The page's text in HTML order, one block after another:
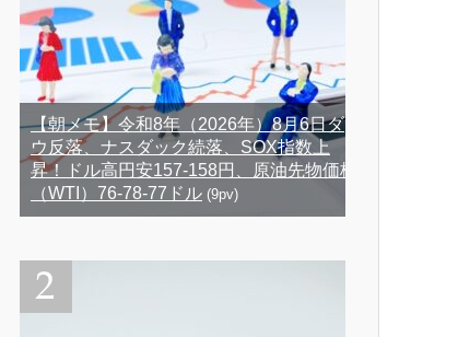
【朝メモ】令和8年（2026年）8月6日ダ
ウ反落、ナスダック続落、SOX指数上
昇！ドル高円安157-158円、原油先物価格
（WTI）76-78-77ドル (9pv)